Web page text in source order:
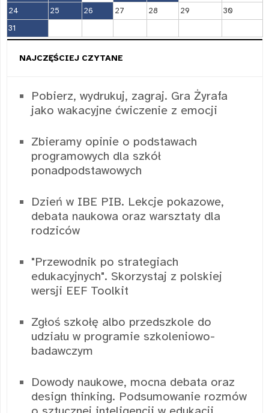
24
25 26 27 28 29
30
31
NAJCZĘŚCIEJ CZYTANE
Pobierz, wydrukuj, zagraj. Gra Żyrafa
jako wakacyjne ćwiczenie z emocji
Zbieramy opinie o podstawach
programowych dla szkół
ponadpodstawowych
Dzień w IBE PIB. Lekcje pokazowe,
debata naukowa oraz warsztaty dla
rodziców
"Przewodnik po strategiach
edukacyjnych". Skorzystaj z polskiej
wersji EEF Toolkit
Zgłoś szkołę albo przedszkole do
udziału w programie szkoleniowo-
badawczym
Dowody naukowe, mocna debata oraz
design thinking. Podsumowanie rozmów